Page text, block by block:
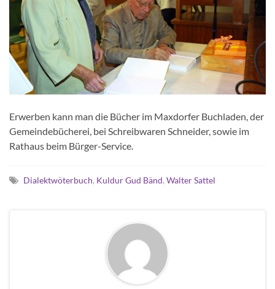
Erwerben kann man die Bücher im Maxdorfer Buchladen, der
Gemeindebücherei, bei Schreibwaren Schneider, sowie im
Rathaus beim Bürger-Service.
Dialektwöterbuch, Kuldur Gud Bänd, Walter Sattel